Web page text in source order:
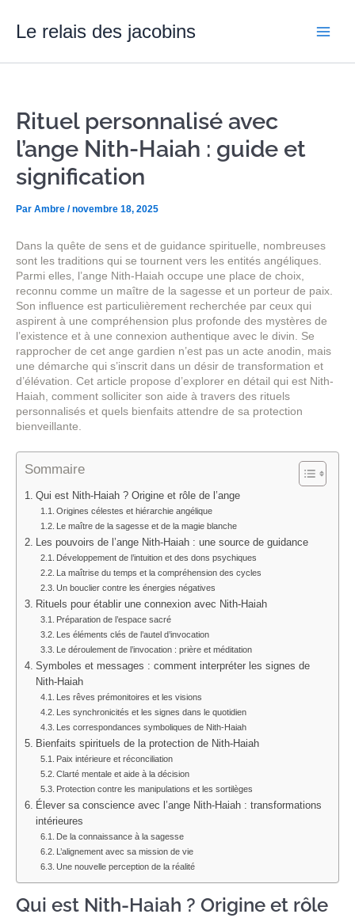
contenuLe relais des jacobins
Rituel personnalisé avec
l’ange Nith-Haiah : guide et
signification
Par Ambre /novembre 18, 2025
Dans la quête de sens et de guidance spirituelle, nombreuses
sont les traditions qui se tournent vers les entités angéliques.
Parmi elles, l’ange Nith-Haiah occupe une place de choix,
reconnu comme un maître de la sagesse et un porteur de paix.
Son influence est particulièrement recherchée par ceux qui
aspirent à une compréhension plus profonde des mystères de
l’existence et à une connexion authentique avec le divin. Se
rapprocher de cet ange gardien n’est pas un acte anodin, mais
une démarche qui s’inscrit dans un désir de transformation et
d’élévation. Cet article propose d’explorer en détail qui est Nith-
Haiah, comment solliciter son aide à travers des rituels
personnalisés et quels bienfaits attendre de sa protection
bienveillante.
Sommaire
Qui est Nith-Haiah ? Origine et rôle de l’ange
Origines célestes et hiérarchie angélique
Le maître de la sagesse et de la magie blanche
Les pouvoirs de l’ange Nith-Haiah : une source de guidance
Développement de l’intuition et des dons psychiques
La maîtrise du temps et la compréhension des cycles
Un bouclier contre les énergies négatives
Rituels pour établir une connexion avec Nith-Haiah
Préparation de l’espace sacré
Les éléments clés de l’autel d’invocation
Le déroulement de l’invocation : prière et méditation
Symboles et messages : comment interpréter les signes de
Nith-Haiah
Les rêves prémonitoires et les visions
Les synchronicités et les signes dans le quotidien
Les correspondances symboliques de Nith-Haiah
Bienfaits spirituels de la protection de Nith-Haiah
Paix intérieure et réconciliation
Clarté mentale et aide à la décision
Protection contre les manipulations et les sortilèges
Élever sa conscience avec l’ange Nith-Haiah : transformations
intérieures
De la connaissance à la sagesse
L’alignement avec sa mission de vie
Une nouvelle perception de la réalité
Qui est Nith-Haiah ? Origine et rôle